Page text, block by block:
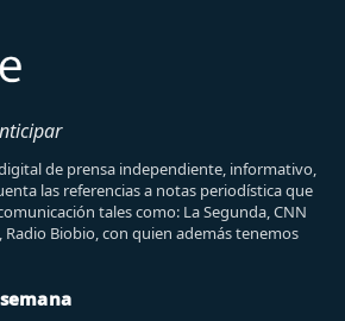
de prensa independiente, informativo,
las referencias a notas periodística que
tales como: La Segunda, CNN
Radio Biobio, con quien además tenemos